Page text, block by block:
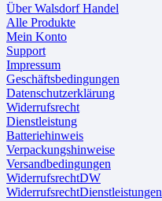
Über Walsdorf Handel
Alle Produkte
Mein Konto
Support
Impressum
Geschäftsbedingungen
Datenschutzerklärung
Widerrufsrecht
Dienstleistung
Batteriehinweis
Verpackungshinweise
Versandbedingungen
WiderrufsrechtDW
WiderrufsrechtDienstleistungen